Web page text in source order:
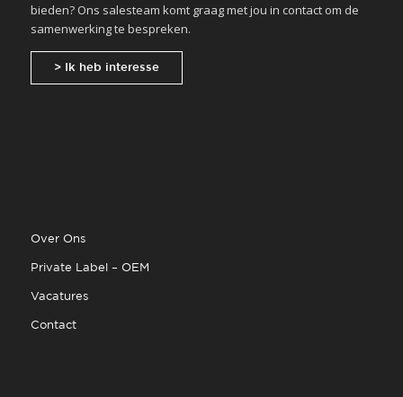
bieden? Ons salesteam komt graag met jou in contact om de
samenwerking te bespreken.
> Ik heb interesse
Over Ons
Private Label – OEM
Vacatures
Contact